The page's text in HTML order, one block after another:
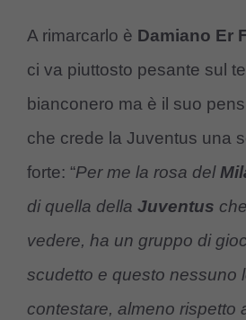
A rimarcarlo è Damiano Er
ci va piuttosto pesante sul
bianconero ma è il suo
che crede la Juventus una
forte: “Per me la rosa del
di quella della Juventus
vedere, ha un gruppo di
scudetto e questo nessuno
contestare, almeno rispetto